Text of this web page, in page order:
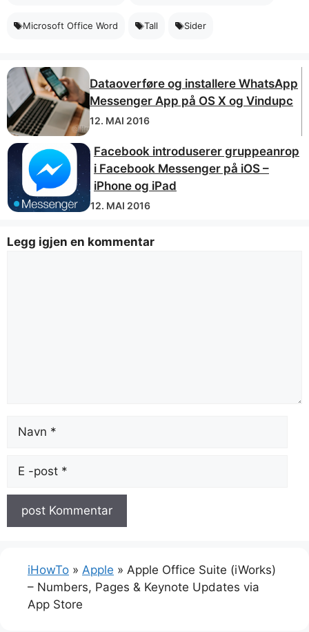
Microsoft Office Word Tall Sider
Dataoverføre og installere WhatsApp
Messenger App på OS X og Vindupc
12. MAI 2016
Facebook introduserer gruppeanrop
i Facebook Messenger på iOS –
iPhone og iPad
12. MAI 2016
Legg igjen en kommentar
post
iHowTo » Apple » Apple Office Suite (iWorks)
– Numbers, Pages & Keynote Updates via
App Store